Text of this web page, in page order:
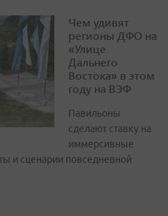
Чем удивят
регионы ДФО на
«Улице
Дальнего
Востока» в этом
году на ВЭФ
Павильоны
сделают ставку на
иммерсивные
и сценарии повседневной